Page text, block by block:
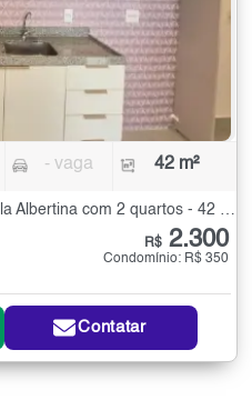
- vaga 42 m²
R$ 2.300
Condomínio: R$ 350
Contatar